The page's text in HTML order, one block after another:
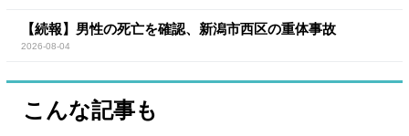
【続報】男性の死亡を確認、新潟市西区の重体事故
2026-08-04
こんな記事も